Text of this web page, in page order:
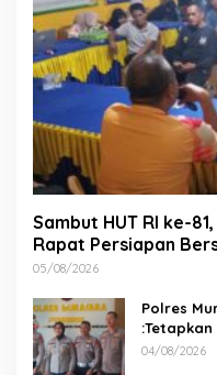
Sambut HUT RI ke-
Rapat Persiapan
05/08/2026
Polres
04/08/2026